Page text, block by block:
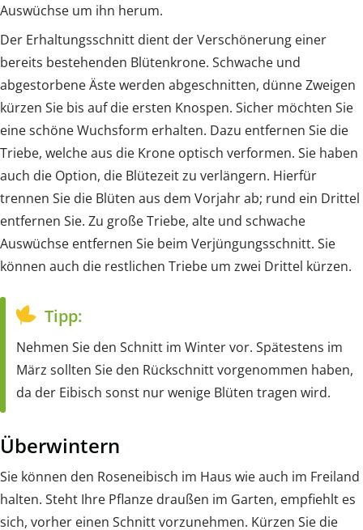
Auswüchse um ihn herum.
Der Erhaltungsschnitt dient der Verschönerung einer
bereits bestehenden Blütenkrone. Schwache und
abgestorbene Äste werden abgeschnitten, dünne Zweigen
kürzen Sie bis auf die ersten Knospen. Sicher möchten Sie
eine schöne Wuchsform erhalten. Dazu entfernen Sie die
Triebe, welche aus die Krone optisch verformen. Sie haben
auch die Option, die Blütezeit zu verlängern. Hierfür
trennen Sie die Blüten aus dem Vorjahr ab; rund ein Drittel
entfernen Sie. Zu große Triebe, alte und schwache
Auswüchse entfernen Sie beim Verjüngungsschnitt. Sie
können auch die restlichen Triebe um zwei Drittel kürzen.
Tipp:
Nehmen Sie den Schnitt im Winter vor. Spätestens im
März sollten Sie den Rückschnitt vorgenommen haben,
da der Eibisch sonst nur wenige Blüten tragen wird.
Überwintern
Sie können den Roseneibisch im Haus wie auch im Freiland
halten. Steht Ihre Pflanze draußen im Garten, empfiehlt es
sich, vorher einen Schnitt vorzunehmen. Kürzen Sie die